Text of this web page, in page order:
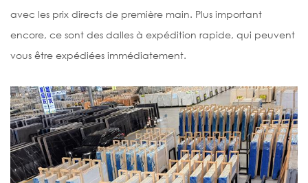
avec les prix directs de première main. Plus important
encore, ce sont des dalles à expédition rapide, qui peuvent
vous être expédiées immédiatement.